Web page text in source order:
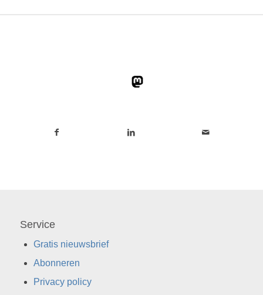
Service
Gratis nieuwsbrief
Abonneren
Privacy policy